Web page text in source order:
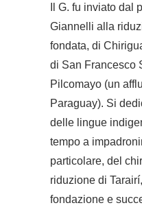
Il G. fu inviato dal
Giannelli alla
fondata, di
di San Francesco
Pilcomayo (un
Paraguay). Si
delle lingue
tempo a
particolare, del
riduzione di
fondazione e